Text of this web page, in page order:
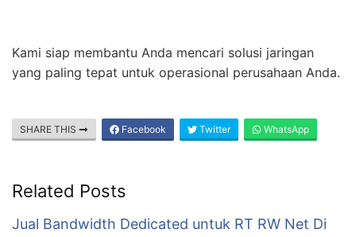
Kami siap membantu Anda mencari solusi jaringan
yang paling tepat untuk operasional perusahaan Anda.
SHARE THIS Facebook Twitter WhatsApp
Related Posts
Jual Bandwidth Dedicated untuk RT RW Net Di